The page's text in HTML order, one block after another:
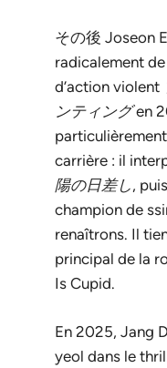
その後 Joseon
radicalement
d’action violent
ンティングen
carrière : il
陽の日差し,
champion de
renaîtrons. Il
principal de la
Is Cupid.
En 2025, Jang
yeol dans le